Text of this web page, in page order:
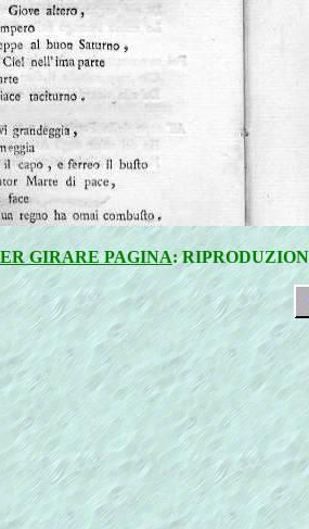
GIRARE PAGINA: